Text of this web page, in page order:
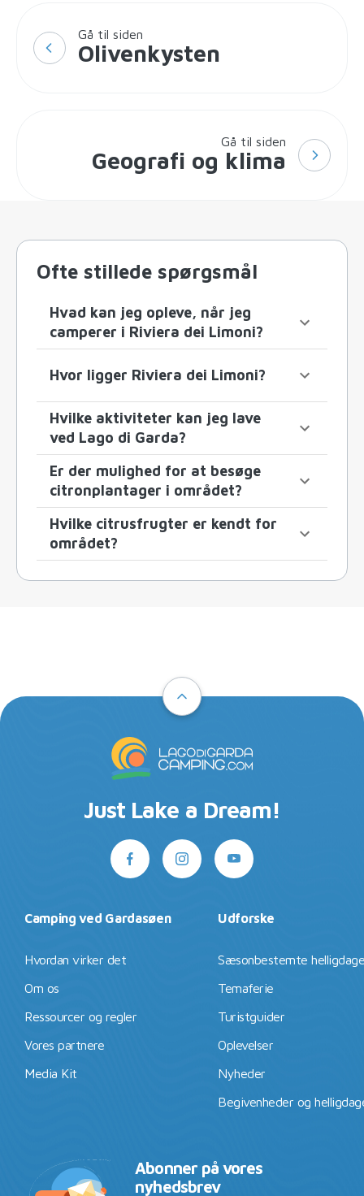
Gå til siden
Olivenkysten
Gå til siden
Geografi og klima
Ofte stillede spørgsmål
Hvad kan jeg opleve, når jeg
camperer i Riviera dei Limoni?
Hvor ligger Riviera dei Limoni?
Hvilke aktiviteter kan jeg lave
ved Lago di Garda?
Er der mulighed for at besøge
citronplantager i området?
Hvilke citrusfrugter er kendt for
området?
Just Lake a Dream!
Camping ved Gardasøen
Hvordan virker det
Om os
Ressourcer og regler
Vores partnere
Media Kit
Udforske
Sæsonbestemte
Temaferie
Turistguider
Oplevelser
Nyheder
Begivenheder og
Abonner på vores
nyhedsbrev